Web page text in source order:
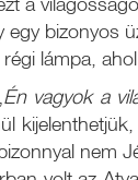
bizonyos
lámpa,
Én vagyok a
nem